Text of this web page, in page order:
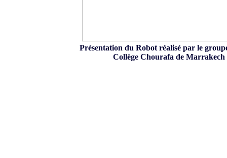
Présentation du Robot réalisé par le
Collège Chourafa de Marrakech